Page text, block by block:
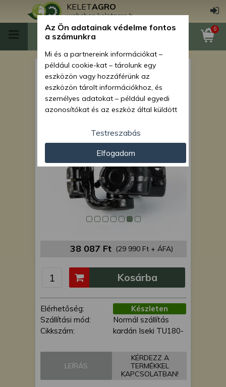
KELETAGRO
webshop.keletagro.hu
0
Kardántengely Iseki TU180,
185, 197, 200, 207, 220, 225,
227, 240 japán
kistraktorokhoz, AKCIÓ!
38 087 Ft (29 990 Ft + ÁFA)
Elérhetőség:
Készleten
Szállítási mód:
Normál szállítás
Cikkszám:
kardán Iseki TU180-
Kosárba
LEÍRÁS
KÉRDEZZ A
TERMÉKKEL
KAPCSOLATBAN!
Az Ön adatainak védelme fontos
a számunkra
Mi és a partnereink információkat –
például cookie-kat – tárolunk egy
eszközön vagy hozzáférünk az
eszközön tárolt információkhoz, és
személyes adatokat – például egyedi
azonosítókat és az eszköz által küldött
személyre szabott hirdetések és
tartalom nyújtásához, hirdetés- és
tartalomméréshez, nézettségi adatok
gyűjtéséhez, valamint termékek
kifejlesztéséhez és a termékek
javításához. Az Ön engedélyével mi és a
partnereink eszközleolvasásos
módszerrel szerzett pontos geolokációs
adatokat és azonosítási információkat
kattintva hozzájárulhat ahhoz, hogy mi
és a partnereink a fent leírtak szerint
lehetőségként a hozzájárulás
megadása vagy elutasítása előtt
részletesebb információkhoz juthat, és
megváltoztathatja beállításait. Felhívjuk
figyelmét, hogy személyes adatainak
bizonyos kezeléséhez nem feltétlenül
jogában áll tiltakozni az ilyen jellegű
adatkezelés ellen. A beállításai csak erre
a weboldalra érvényesek. Erre a
Testreszabás
Elfogadom